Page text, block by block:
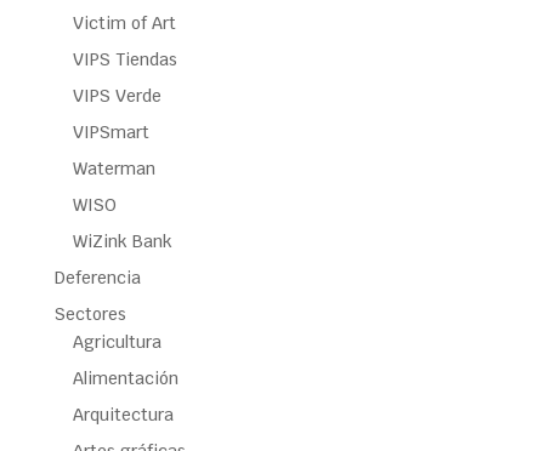
Victim of Art
VIPS Tiendas
VIPS Verde
VIPSmart
Waterman
WISO
WiZink Bank
Deferencia
Sectores
Agricultura
Alimentación
Arquitectura